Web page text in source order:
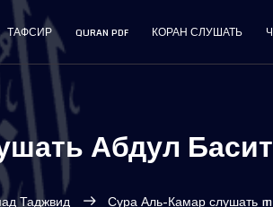
КОРАН СЛУШАТЬ
QURAN PDF
ТАФСИР
Абдул